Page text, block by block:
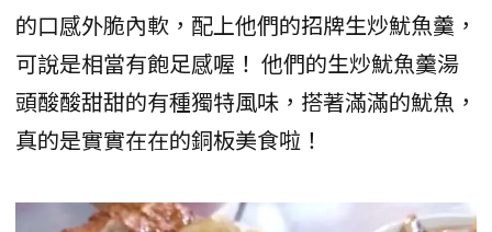
的口感外脆內軟，配上他們的招牌生炒魷魚羹，
可說是相當有飽足感喔！ 他們的生炒魷魚羹湯
頭酸酸甜甜的有種獨特風味，搭著滿滿的魷魚，
真的是實實在在的銅板美食啦！